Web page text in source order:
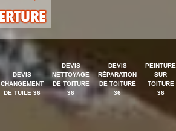
DEVIS
CHANGEMENT
DE TUILE 36
DEVIS
NETTOYAGE
DE TOITURE
36
DEVIS
RÉPARATION
DE TOITURE
36
PEINTURE
SUR
TOITURE
36